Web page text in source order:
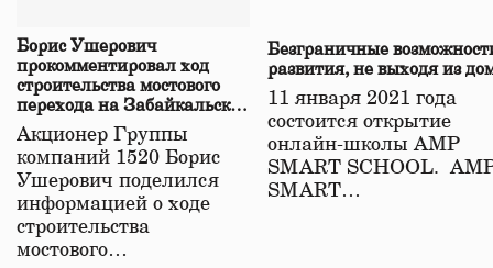
Борис Ушерович
прокомментировал ход
строительства мостового
перехода на Забайкальской
железной дороге
Акционер Группы
компаний 1520 Борис
Ушерович поделился
информацией о ходе
строительства
мостового…
Безграничные
развития, не выходя из
11 января 2021 года
состоится открытие
онлайн-школы АМР
SMART SCHOOL.
SMART…